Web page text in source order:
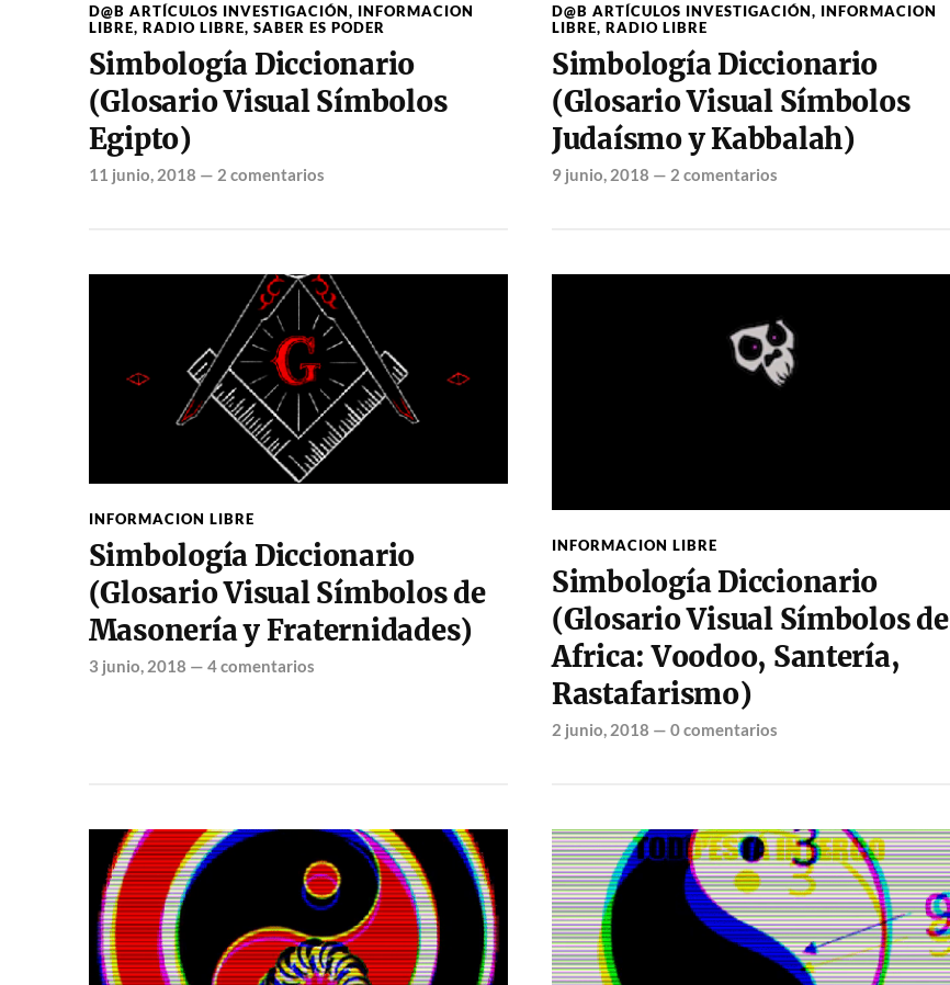
D@B ARTÍCULOS INVESTIGACIÓN, INFORMACION
LIBRE, RADIO LIBRE, SABER ES PODER
Simbología Diccionario
(Glosario Visual Símbolos
Egipto)
11 junio, 2018 — 2 comentarios
D@B ARTÍCULOS INVESTIGACIÓN, INFORMACION
LIBRE, RADIO LIBRE
Simbología Diccionario
(Glosario Visual Símbolos
Judaísmo y Kabbalah)
9 junio, 2018 — 2 comentarios
INFORMACION LIBRE
Simbología Diccionario
(Glosario Visual Símbolos de
Masonería y Fraternidades)
3 junio, 2018 — 4 comentarios
INFORMACION LIBRE
Simbología Diccionario
(Glosario Visual Símbolos de
Africa: Voodoo, Santería,
Rastafarismo)
2 junio, 2018 — 0 comentarios